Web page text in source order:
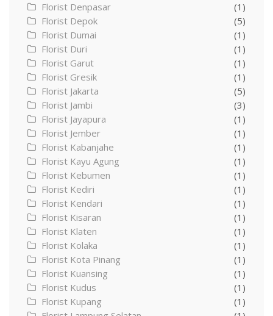
Florist Denpasar
(1)
Florist Depok
(5)
Florist Dumai
(1)
Florist Duri
(1)
Florist Garut
(1)
Florist Gresik
(1)
Florist Jakarta
(5)
Florist Jambi
(3)
Florist Jayapura
(1)
Florist Jember
(1)
Florist Kabanjahe
(1)
Florist Kayu Agung
(1)
Florist Kebumen
(1)
Florist Kediri
(1)
Florist Kendari
(1)
Florist Kisaran
(1)
Florist Klaten
(1)
Florist Kolaka
(1)
Florist Kota Pinang
(1)
Florist Kuansing
(1)
Florist Kudus
(1)
Florist Kupang
(1)